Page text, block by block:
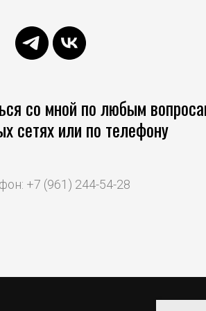
со мной по любым
сетях или по телефону
+7 (961) 244-54-28